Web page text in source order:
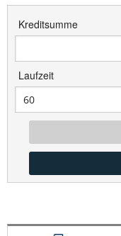
Kreditsumme
Laufzeit